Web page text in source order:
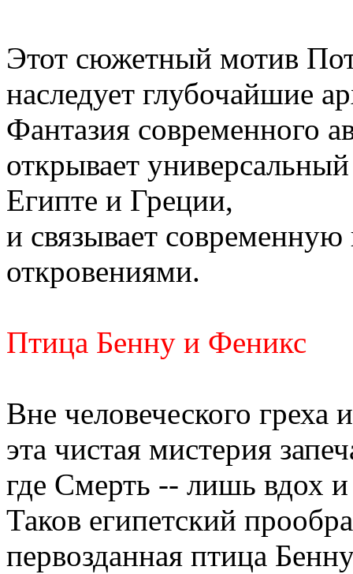
Этот сюжетный мотив
наследует глубочайшие
Фантазия современного
открывает
Египте и Греции,
и связывает
откровениями.
Птица Бенну и Феникс
Вне человеческого греха
эта чистая мистерия
где Смерть -- лишь вдох
Таков египетский
первозданная птица